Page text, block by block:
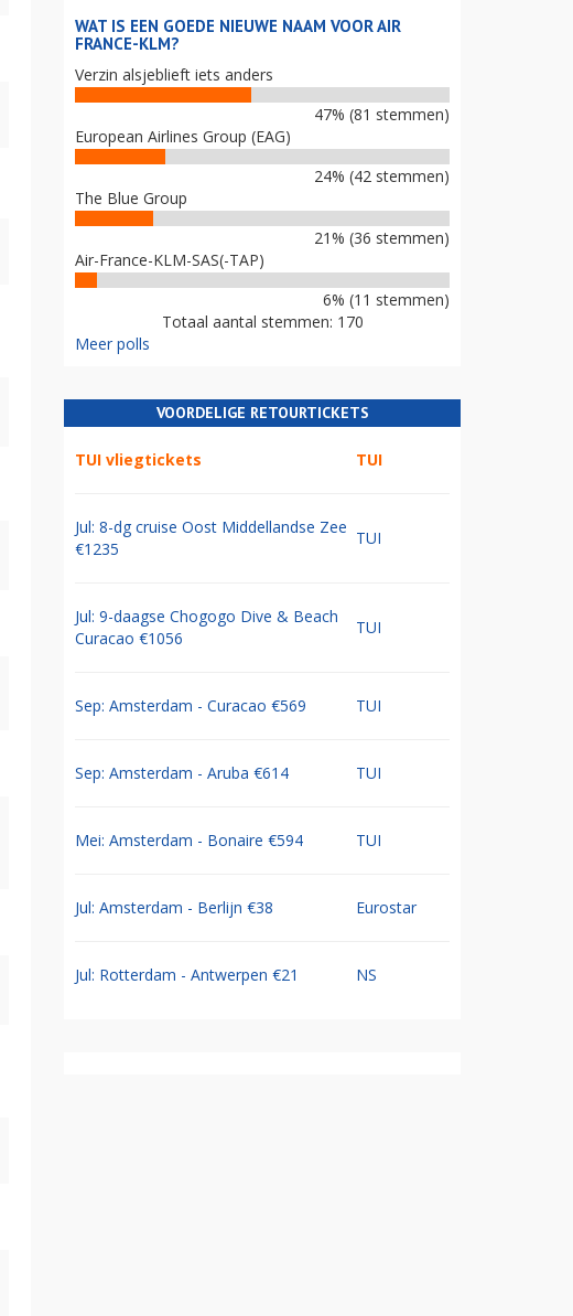
WAT IS EEN GOEDE NIEUWE NAAM VOOR AIR
FRANCE-KLM?
Verzin alsjeblieft iets anders
47% (81 stemmen)
European Airlines Group (EAG)
24% (42 stemmen)
The Blue Group
21% (36 stemmen)
Air-France-KLM-SAS(-TAP)
6% (11 stemmen)
Totaal aantal stemmen: 170
Meer polls
VOORDELIGE RETOURTICKETS
TUI vliegtickets TUI
Jul: 8-dg cruise Oost Middellandse Zee
€1235
TUI
Jul: 9-daagse Chogogo Dive & Beach
Curacao €1056
TUI
Sep: Amsterdam - Curacao €569 TUI
Sep: Amsterdam - Aruba €614 TUI
Mei: Amsterdam - Bonaire €594 TUI
Jul: Amsterdam - Berlijn €38 Eurostar
Jul: Rotterdam - Antwerpen €21 NS